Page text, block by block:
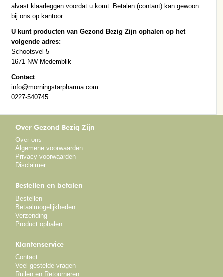
alvast klaarleggen voordat u komt. Betalen (contant) kan gewoon
bij ons op kantoor.
U kunt producten van Gezond Bezig Zijn ophalen op het
volgende adres:
Schootsvel 5
1671 NW Medemblik
Contact
info@morningstarpharma.com
0227-540745
Over Gezond Bezig Zijn
Over ons
Algemene voorwaarden
Privacy voorwaarden
Disclaimer
Bestellen en betalen
Bestellen
Betaalmogelijkheden
Verzending
Product ophalen
Klantenservice
Contact
Veel gestelde vragen
Ruilen en Retourneren